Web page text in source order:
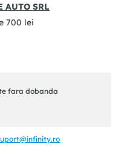
AUTO SRL
700 lei
fara dobanda